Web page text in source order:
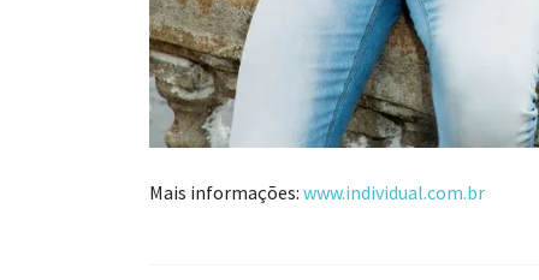
Mais informações: www.individual.com.br